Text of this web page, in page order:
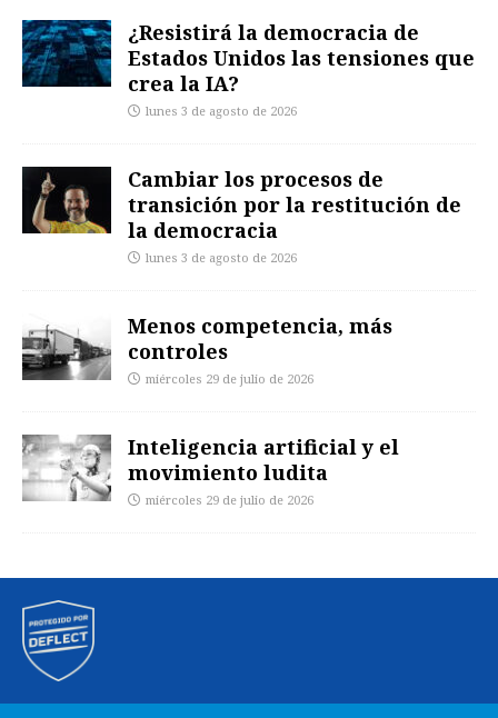
¿Resistirá la democracia de
Estados Unidos las tensiones que
crea la IA?
lunes 3 de agosto de 2026
Cambiar los procesos de
transición por la restitución de
la democracia
lunes 3 de agosto de 2026
Menos competencia, más
controles
miércoles 29 de julio de 2026
Inteligencia artificial y el
movimiento ludita
miércoles 29 de julio de 2026